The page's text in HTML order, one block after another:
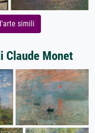
simili
Claude Monet